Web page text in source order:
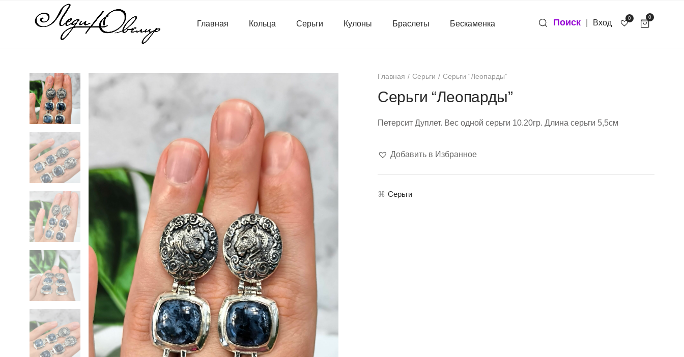
Главная Кольца Серьги Кулоны Браслеты Бескаменка Поиск Вход
0 0
Главная Серьги Серьги “Леопарды”
Серьги “Леопарды”
Петерсит Дуплет. Вес одной серьги 10.20гр. Длина серьги 5,5см
Добавить в Избранное
⌘ Серьги